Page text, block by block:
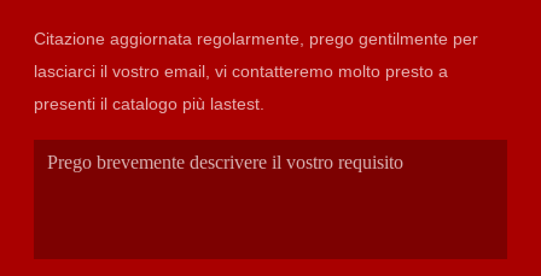
Citazione aggiornata regolarmente, prego gentilmente per
lasciarci il vostro email, vi contatteremo molto presto a
presenti il catalogo più lastest.